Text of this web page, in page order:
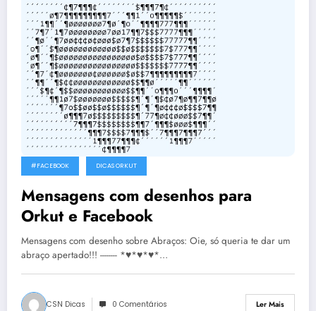
#FACEBOOK DICAS ORKUT
Mensagens com desenhos para
Orkut e Facebook
Mensagens com desenho sobre Abraços: Oie, só queria te dar um
abraço apertado!!! -------- *♥*♥*♥*…
CSN Dicas 0 Comentários Ler Mais